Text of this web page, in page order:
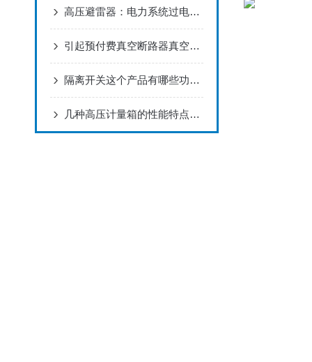
高压避雷器：电力系统过电压防护的基础设备
引起预付费真空断路器真空下降的原因
隔离开关这个产品有哪些功能特点呢？
几种高压计量箱的性能特点介绍